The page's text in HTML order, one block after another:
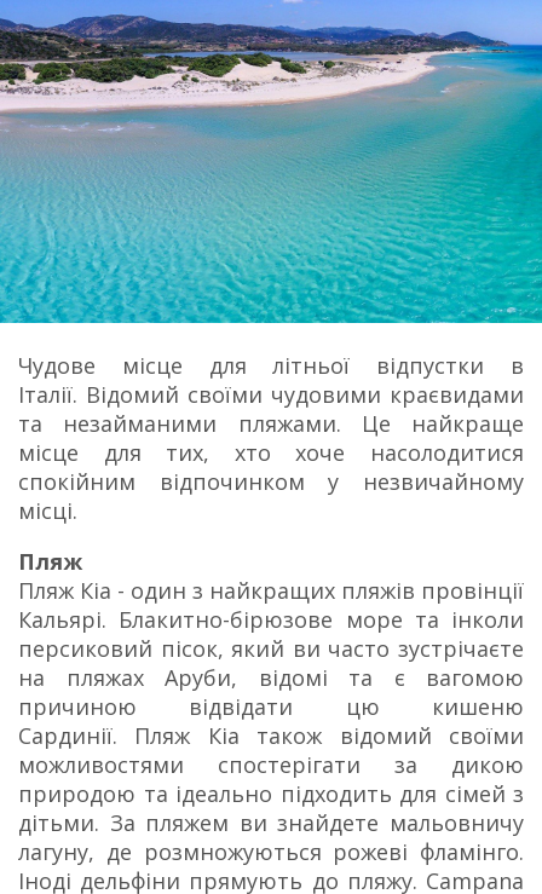
Чудове місце для літньої відпустки в
Італії. Відомий своїми чудовими краєвидами
та незайманими пляжами. Це найкраще
місце для тих, хто хоче насолодитися
спокійним відпочинком у незвичайному
місці.
Пляж
Пляж Кіа - один з найкращих пляжів провінції
Кальярі. Блакитно-бірюзове море та інколи
персиковий пісок, який ви часто зустрічаєте
на пляжах Аруби, відомі та є вагомою
причиною відвідати цю кишеню
Сардинії. Пляж Кіа також відомий своїми
можливостями спостерігати за дикою
природою та ідеально підходить для сімей з
дітьми. За пляжем ви знайдете мальовничу
лагуну, де розмножуються рожеві фламінго.
Іноді дельфіни прямують до пляжу. Campana